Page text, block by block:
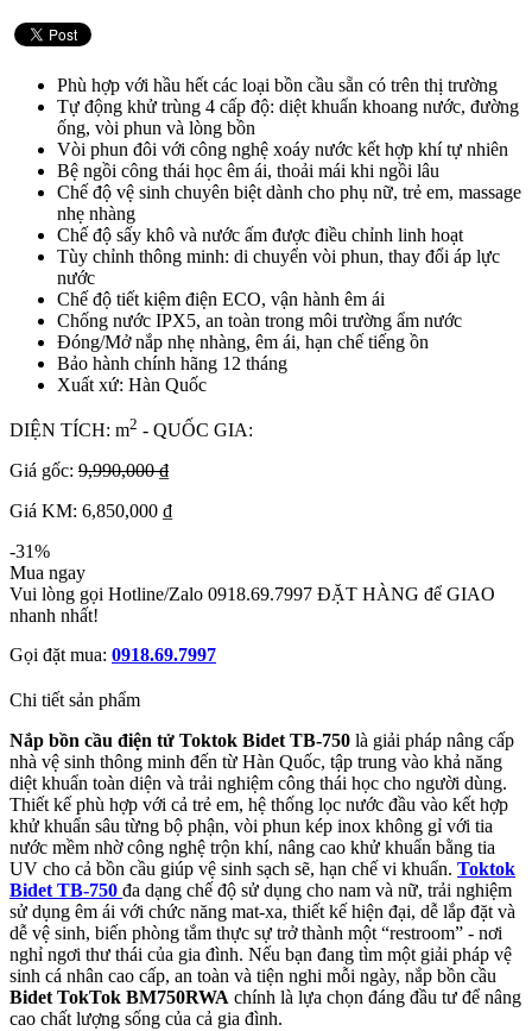
Phù hợp với hầu hết các loại bồn cầu sẵn có trên thị trường
Tự động khử trùng 4 cấp độ: diệt khuẩn khoang nước, đường
ống, vòi phun và lòng bồn
Vòi phun đôi với công nghệ xoáy nước kết hợp khí tự nhiên
Bệ ngồi công thái học êm ái, thoải mái khi ngồi lâu
Chế độ vệ sinh chuyên biệt dành cho phụ nữ, trẻ em, massage
nhẹ nhàng
Chế độ sấy khô và nước ấm được điều chỉnh linh hoạt
Tùy chỉnh thông minh: di chuyển vòi phun, thay đổi áp lực
nước
Chế độ tiết kiệm điện ECO, vận hành êm ái
Chống nước IPX5, an toàn trong môi trường ẩm nước
Đóng/Mở nắp nhẹ nhàng, êm ái, hạn chế tiếng ồn
Bảo hành chính hãng 12 tháng
Xuất xứ: Hàn Quốc
DIỆN TÍCH: m2 - QUỐC GIA:
Giá gốc: 9,990,000 ₫
Giá KM: 6,850,000 ₫
-31%
Mua ngay
Vui lòng gọi Hotline/Zalo 0918.69.7997 ĐẶT HÀNG để GIAO
nhanh nhất!
Gọi đặt mua: 0918.69.7997
Chi tiết sản phẩm
Nắp bồn cầu điện tử Toktok Bidet TB-750 là giải pháp nâng cấp
nhà vệ sinh thông minh đến từ Hàn Quốc, tập trung vào khả năng
diệt khuẩn toàn diện và trải nghiệm công thái học cho người dùng.
Thiết kế phù hợp với cả trẻ em, hệ thống lọc nước đầu vào kết hợp
khử khuẩn sâu từng bộ phận, vòi phun kép inox không gỉ với tia
nước mềm nhờ công nghệ trộn khí, nâng cao khử khuẩn bằng tia
UV cho cả bồn cầu giúp vệ sinh sạch sẽ, hạn chế vi khuẩn. Toktok
Bidet TB-750 đa dạng chế độ sử dụng cho nam và nữ, trải nghiệm
sử dụng êm ái với chức năng mat-xa, thiết kế hiện đại, dễ lắp đặt và
dễ vệ sinh, biến phòng tắm thực sự trở thành một “restroom” - nơi
nghỉ ngơi thư thái của gia đình. Nếu bạn đang tìm một giải pháp vệ
sinh cá nhân cao cấp, an toàn và tiện nghi mỗi ngày, nắp bồn cầu
Bidet TokTok BM750RWA chính là lựa chọn đáng đầu tư để nâng
cao chất lượng sống của cả gia đình.